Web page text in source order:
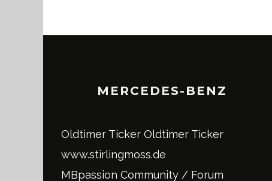
MERCEDES-BENZ
Oldtimer Ticker Oldtimer Ticker
www.stirlingmoss.de
MBpassion Community / Forum